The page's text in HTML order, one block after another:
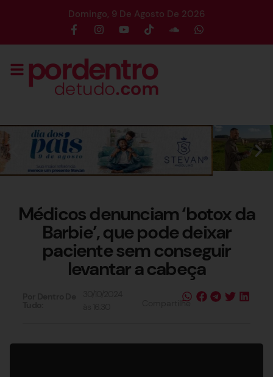
Domingo, 9 De Agosto De 2026
Médicos denunciam ‘botox da
Barbie’, que pode deixar
paciente sem conseguir
levantar a cabeça
Compartilhe